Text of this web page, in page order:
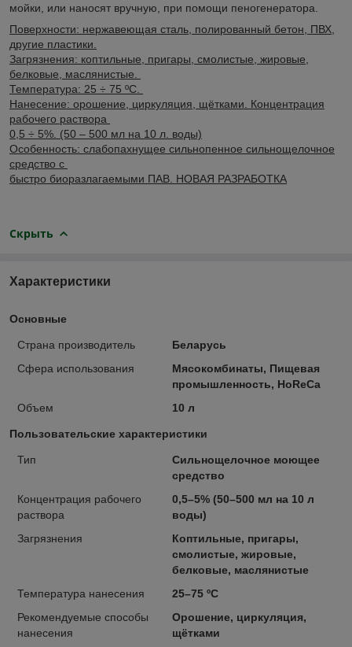
мойки, или наносят вручную, при помощи пеногенератора.
Поверхности: нержавеющая сталь, полированный бетон, ПВХ,
другие пластики.
Загрязнения: коптильные, пригары, смолистые, жировые,
белковые, маслянистые.
Температура: 25 ÷ 75 ºС.
Нанесение: орошение, циркуляция, щётками. Концентрация
рабочего раствора
0,5 ÷ 5%. (50 – 500 мл на 10 л. воды)
Особенность: слабопахнущее сильнопенное сильнощелочное
средство с
быстро биоразлагаемыми ПАВ. НОВАЯ РАЗРАБОТКА
Скрыть
Характеристики
Основные
Страна производитель
Беларусь
Сфера использования
Мясокомбинаты, Пищевая
промышленность, HoReCa
Объем
10 л
Пользовательские характеристики
Тип
Сильнощелочное моющее
средство
Концентрация рабочего
раствора
0,5–5% (50–500 мл на 10 л
воды)
Загрязнения
Коптильные, пригары,
смолистые, жировые,
белковые, маслянистые
Температура нанесения
25–75 ºС
Рекомендуемые способы
нанесения
Орошение, циркуляция,
щётками